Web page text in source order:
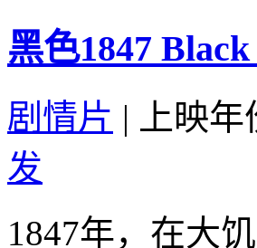
黑色1847 Black
剧情片 | 上映
发
1847年，在大